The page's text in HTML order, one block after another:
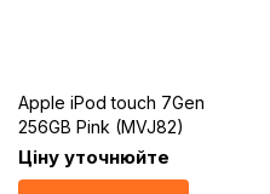
Apple iPod touch 7Gen
256GB Pink (MVJ82)
Ціну уточнюйте